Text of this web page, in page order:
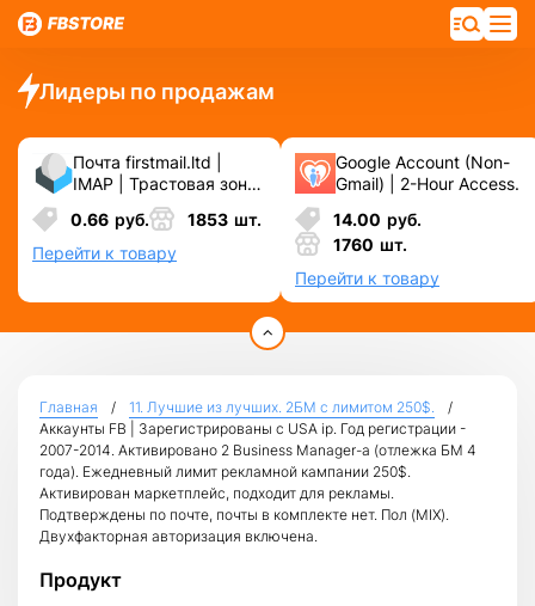
Лидеры по продажам
Почта firstmail.ltd |
IMAP | Трастовая зона
.COM ❗️ Новые, Чистые
❗️ С реальными
логинами | ☑️
Специально для ФБ/
0.66 руб. 1853 шт.
Перейти к товару
Google Account (Non-
Gmail) | 2-Hour Access.
14.00 руб.
1760 шт.
Перейти к товару
Главная
11. Лучшие из лучших. 2БМ c лимитом 250$.
Аккаунты FB | Зарегистрированы с USA ip. Год регистрации -
2007-2014. Активировано 2 Business Manager-а (отлежка БМ 4
года). Ежедневный лимит рекламной кампании 250$.
Активирован маркетплейс, подходит для рекламы.
Подтверждены по почте, почты в комплекте нет. Пол (MIX).
Двухфакторная авторизация включена.
Продукт